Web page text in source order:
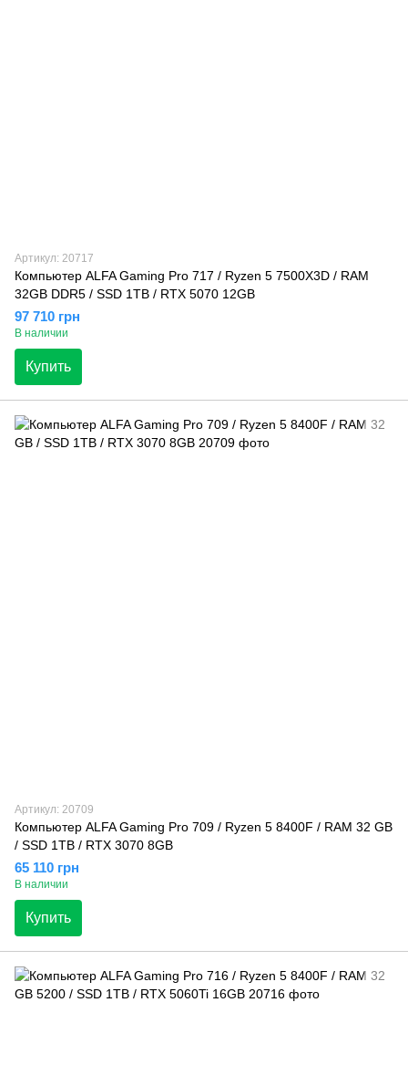
Артикул: 20717
Компьютер ALFA Gaming Pro 717 / Ryzen 5 7500X3D / RAM
32GB DDR5 / SSD 1TB / RTX 5070 12GB
97 710 грн
В наличии
Купить
Артикул: 20709
Компьютер ALFA Gaming Pro 709 / Ryzen 5 8400F / RAM 32 GB
/ SSD 1TB / RTX 3070 8GB
65 110 грн
В наличии
Купить